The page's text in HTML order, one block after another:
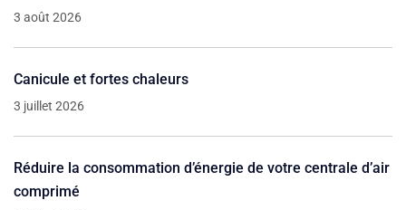
3 août 2026
Canicule et fortes chaleurs
3 juillet 2026
Réduire la consommation d’énergie de votre centrale d’air
comprimé